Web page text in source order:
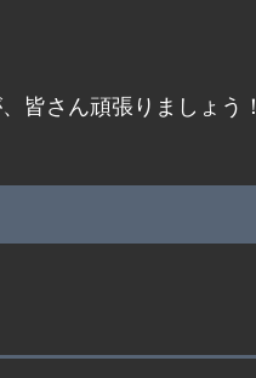
皆さん頑張りましょう！